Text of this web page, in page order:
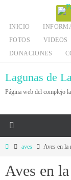
contenido
INICIO
FOTOS
VIDEOS
DONACIONES
Lagunas de
Página web del complejo
Inicioaves Aves en la
Aves en